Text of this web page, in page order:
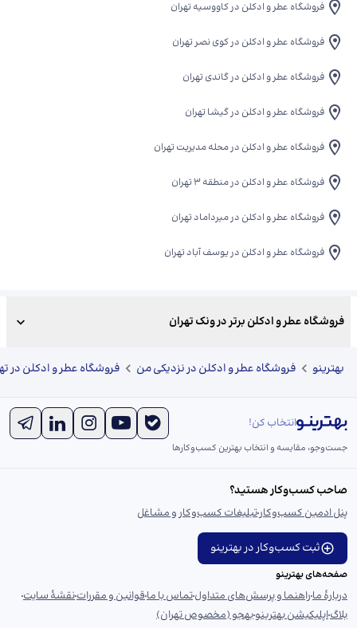
فروشگاه عطر و ادکلن در کاووسیه تهران
فروشگاه عطر و ادکلن در کوی نصر تهران
فروشگاه عطر و ادکلن در گاندی تهران
فروشگاه عطر و ادکلن در گیشا تهران
فروشگاه عطر و ادکلن در محله مدیریت تهران
فروشگاه عطر و ادکلن در منطقه 3 تهران
فروشگاه عطر و ادکلن در میرداماد تهران
فروشگاه عطر و ادکلن در یوسف آباد تهران
فروشگاه عطر و ادکلن برتر در ونک تهران
بهترینو فروشگاه عطر و ادکلن در نزدیکی من فروشگاه عطر و ادکلن در
انتخاب کن!
جست‌و‌جو، مقایسه و انتخاب بهترین کسب‌وکارها
صاحب کسب‌وکار هستید؟
پنل ادمین کسب‌وکارتبلیغات کسب‌وکار و مشاغل
ثبت کسب‌وکار در بهترینو
صفحه‌های بهترینو
دربارهٔ ماراهنما و پرسش‌های متداولتماس با ماقوانین و مقرراتنقشهٔ سایت
بلاگاپلیکیشن بهترینوبهجو (مخصوص تهران)